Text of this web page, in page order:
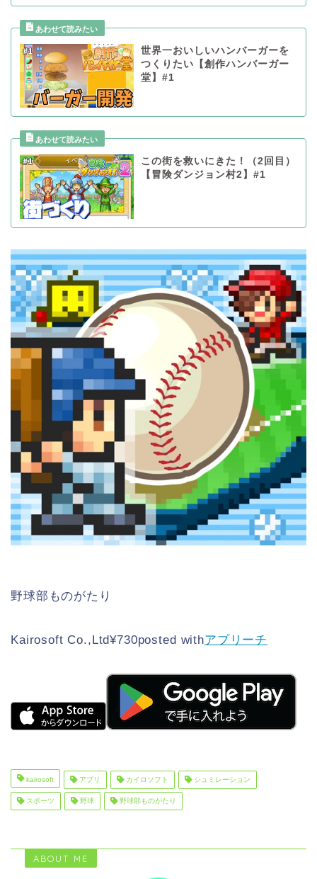
世界一おいしいハンバーガーを
つくりたい【創作ハンバーガー
堂】#1
この街を救いにきた！（2回目）
【冒険ダンジョン村2】#1
野球部ものがたり
Kairosoft Co.,Ltd¥730posted withアプリーチ
kairosoft アプリ カイロソフト シュミレーション
スポーツ 野球 野球部ものがたり
ABOUT ME